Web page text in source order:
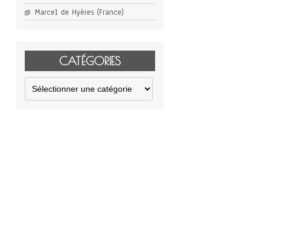
Marcel de Hyères (France)
CATÉGORIES
Catégories